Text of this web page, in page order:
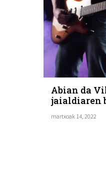
Abian da
jaialdiaren
martxoak 14, 2022